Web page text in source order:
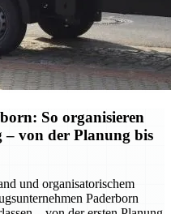
So organisieren
– von der Planung bis
und organisatorischem
Paderborn